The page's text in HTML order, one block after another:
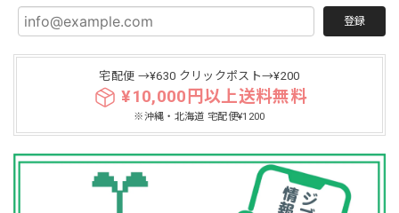
登録
宅配便 →¥630 クリックポスト→¥200
¥10,000円以上送料無料
※沖縄・北海道 宅配便¥1200